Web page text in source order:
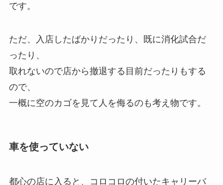
です。
ただ、入店したばかりだったり、既に消化試合だ
ったり、
取れないので店から撤退する目前だったりもする
ので、
一概に空のカゴを見て人を侮るのも考え物です。
車を使っていない
都心の店に入ると、コロコロの付いたキャリーバ